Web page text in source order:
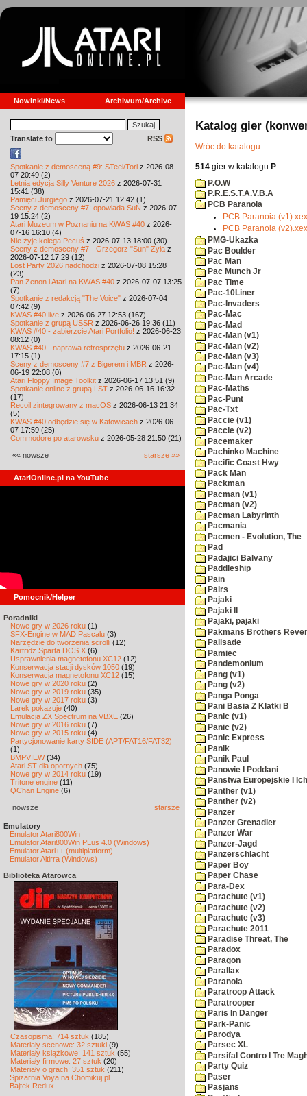
Nowinki/News Archiwum/Archive
Translate to RSS
Spotkanie z demosceną #9: STeel/Tori z 2026-08-
07 20:49 (2)
Letnia edycja Silly Venture 2026 z 2026-07-31
15:41 (38)
Pamięci Jurgiego z 2026-07-21 12:42 (1)
Sceny z demosceny #7: opowiada SuN z 2026-07-
19 15:24 (2)
Atari Muzeum w Poznaniu na KWAS #40 z 2026-
07-16 16:10 (4)
Nie żyje kolega Pecuś z 2026-07-13 18:00 (30)
Sceny z demosceny #7 - Grzegorz "Sun" Żyła z
2026-07-12 17:29 (12)
Lost Party 2026 nadchodzi z 2026-07-08 15:28
(23)
Pan Zenon i Atari na KWAS #40 z 2026-07-07 13:25
(7)
Spotkanie z redakcją "The Voice" z 2026-07-04
07:42 (9)
KWAS #40 live z 2026-06-27 12:53 (167)
Spotkanie z grupą USSR z 2026-06-26 19:36 (11)
KWAS #40 - zabierzcie Atari Portfolio! z 2026-06-23
08:12 (0)
KWAS #40 - naprawa retrosprzętu z 2026-06-21
17:15 (1)
Sceny z demosceny #7 z Bigerem i MBR z 2026-
06-19 22:08 (0)
Atari Floppy Image Toolkit z 2026-06-17 13:51 (9)
Spotkanie online z grupą LST z 2026-06-16 16:32
(17)
Recoil zintegrowany z macOS z 2026-06-13 21:34
(5)
KWAS #40 odbędzie się w Katowicach z 2026-06-
07 17:59 (25)
Commodore po atarowsku z 2026-05-28 21:50 (21)
«« nowsze starsze »»
AtariOnline.pl na YouTube
Pomocnik/Helper
Poradniki
Nowe gry w 2026 roku (1)
SFX-Engine w MAD Pascalu (3)
Narzędzie do tworzenia scrolli (12)
Kartridż Sparta DOS X (6)
Usprawnienia magnetofonu XC12 (12)
Konserwacja stacji dysków 1050 (19)
Konserwacja magnetofonu XC12 (15)
Nowe gry w 2020 roku (2)
Nowe gry w 2019 roku (35)
Nowe gry w 2017 roku (3)
Larek pokazuje (40)
Emulacja ZX Spectrum na VBXE (26)
Nowe gry w 2016 roku (7)
Nowe gry w 2015 roku (4)
Partycjonowanie karty SIDE (APT/FAT16/FAT32)
(1)
BMPVIEW(34)
Atari ST dla opornych (75)
Nowe gry w 2014 roku (19)
Tritone engine (11)
QChan Engine (6)
nowsze starsze
Emulatory
Emulator Atari800Win
Emulator Atari800Win PLus 4.0 (Windows)
Emulator Atari++ (multiplatform)
Emulator Altirra (Windows)
Biblioteka Atarowca
Czasopisma: 714 sztuk (185)
Materiały scenowe: 32 sztuki (9)
Materiały książkowe: 141 sztuk (55)
Materiały firmowe: 27 sztuk (20)
Materiały o grach: 351 sztuk (211)
Spiżarnia Voya na Chomikuj.pl
Bajtek Redux
Katalog gier
Wróc do katalogu
514 gier w katalogu P:
P.O.W
P.R.E.S.T.A.V.B.A
PCB Paranoia
PCB Paranoia (v1).xex
PCB Paranoia (v2).xex
PMG-Ukazka
Pac Boulder
Pac Man
Pac Munch Jr
Pac Time
Pac-10Liner
Pac-Invaders
Pac-Mac
Pac-Mad
Pac-Man (v1)
Pac-Man (v2)
Pac-Man (v3)
Pac-Man (v4)
Pac-Man Arcade
Pac-Maths
Pac-Punt
Pac-Txt
Paccie (v1)
Paccie (v2)
Pacemaker
Pachinko Machine
Pacific Coast Hwy
Pack Man
Packman
Pacman (v1)
Pacman (v2)
Pacman Labyrinth
Pacmania
Pacmen - Evolution, The
Pad
Padajici Balvany
Paddleship
Pain
Pairs
Pajaki
Pajaki II
Pajaki, pajaki
Pakmans Brothers
Palisade
Pamiec
Pandemonium
Pang (v1)
Pang (v2)
Panga Ponga
Pani Basia Z Klatki B
Panic (v1)
Panic (v2)
Panic Express
Panik
Panik Paul
Panowie I Poddani
Panstwa Europejskie I
Panther (v1)
Panther (v2)
Panzer
Panzer Grenadier
Panzer War
Panzer-Jagd
Panzerschlacht
Paper Boy
Paper Chase
Para-Dex
Parachute (v1)
Parachute (v2)
Parachute (v3)
Parachute 2011
Paradise Threat, The
Paradox
Paragon
Parallax
Paranoia
Paratroop Attack
Paratrooper
Paris In Danger
Park-Panic
Parodya
Parsec XL
Parsifal Contro I Tre
Party Quiz
Paser
Pasjans